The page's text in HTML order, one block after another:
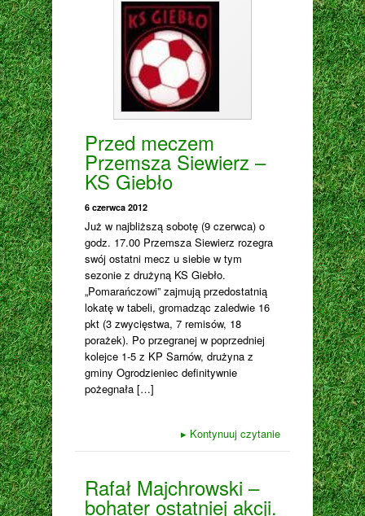
Przed meczem
Przemsza Siewierz –
KS Giebło
6 czerwca 2012
Już w najbliższą sobotę (9 czerwca) o
godz. 17.00 Przemsza Siewierz rozegra
swój ostatni mecz u siebie w tym
sezonie z drużyną KS Giebło.
„Pomarańczowi” zajmują przedostatnią
lokatę w tabeli, gromadząc zaledwie 16
pkt (3 zwycięstwa, 7 remisów, 18
porażek). Po przegranej w poprzedniej
kolejce 1-5 z KP Sarnów, drużyna z
gminy Ogrodzieniec definitywnie
pożegnała […]
▸ Kontynuuj czytanie
Rafał Majchrowski –
bohater ostatniej akcji.